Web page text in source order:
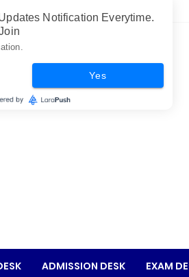
ADMISSION DESK EXAM
Notification Everytime.
Yes